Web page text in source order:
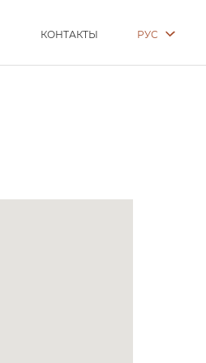
КОНТАКТЫ РУС